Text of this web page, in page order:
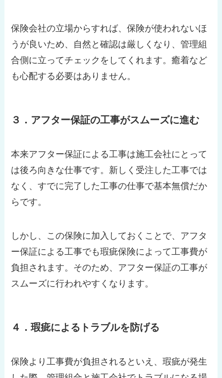
保険会社の立場からすれば、保険が使われないほ
うが良いため、自然と確認は厳しくなり、管理組
合側に立ってチェックをしてくれます。癒着など
も心配する必要はありません。
３．アフター保証の工事がスムーズに進む
本来アフター保証による工事は施工会社にとって
は後ろ向きな仕事です。新しく受注した工事では
なく、すでに完了した工事の仕事で基本無償だか
らです。
しかし、この保険に加入しておくことで、アフタ
ー保証による工事でも瑕疵保険によって工事費が
負担されます。そのため、アフター保証の工事が
スムーズに行われやすくなります。
４．瑕疵によるトラブルを防げる
保険より工事費が負担されるといえ、瑕疵が発生